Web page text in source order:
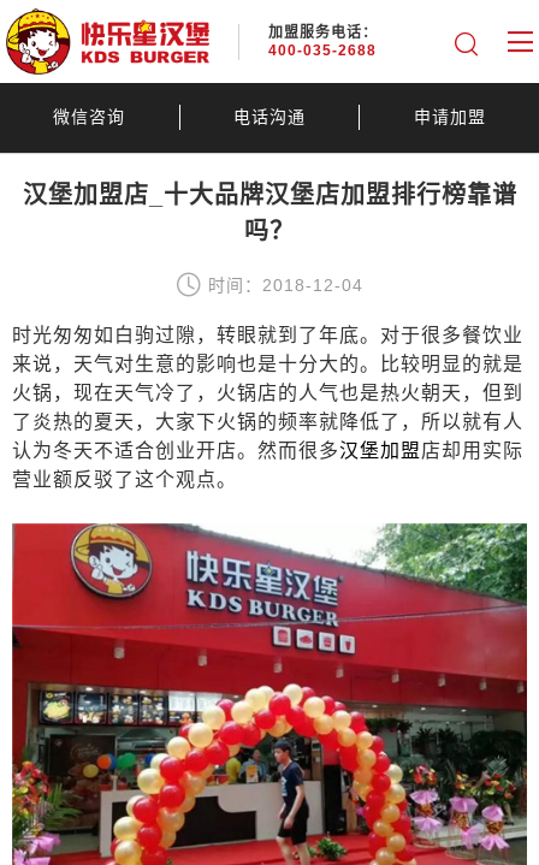
加盟服务电话：
400-035-2688
微信咨询 电话沟通 申请加盟
汉堡加盟店_十大品牌汉堡店加盟排行榜靠谱
吗？
时间：2018-12-04
时光匆匆如白驹过隙，转眼就到了年底。对于很多餐饮业
来说，天气对生意的影响也是十分大的。比较明显的就是
火锅，现在天气冷了，火锅店的人气也是热火朝天，但到
了炎热的夏天，大家下火锅的频率就降低了，所以就有人
认为冬天不适合创业开店。然而很多汉堡加盟店却用实际
营业额反驳了这个观点。